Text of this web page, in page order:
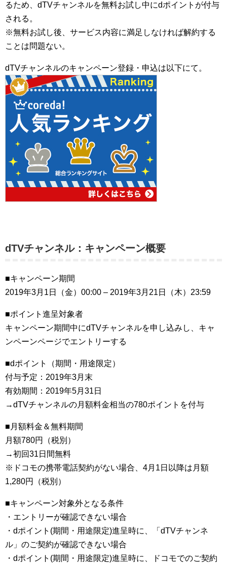
るため、dTVチャンネルを無料お試し中にdポイントが付与
される。
※無料お試し後、サービス内容に満足しなければ解約する
ことは問題ない。
dTVチャンネルのキャンペーン登録・申込は以下にて。
dTVチャンネル：キャンペーン概要
■キャンペーン期間
2019年3月1日（金）00:00 – 2019年3月21日（木）23:59
■ポイント進呈対象者
キャンペーン期間中にdTVチャンネルを申し込みし、キャ
ンペーンページでエントリーする
■dポイント（期間・用途限定）
付与予定：2019年3月末
有効期間：2019年5月31日
→dTVチャンネルの月額料金相当の780ポイントを付与
■月額料金＆無料期間
月額780円（税別）
→初回31日間無料
※ドコモの携帯電話契約がない場合、4月1日以降は月額
1,280円（税別）
■キャンペーン対象外となる条件
・エントリーが確認できない場合
・dポイント(期間・用途限定)進呈時に、「dTVチャンネ
ル」のご契約が確認できない場合
・dポイント(期間・用途限定)進呈時に、ドコモでのご契約